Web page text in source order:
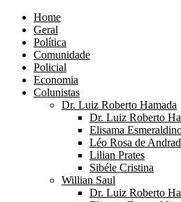
Home
Geral
Política
Comunidade
Policial
Economia
Colunistas
Dr. Luiz Roberto Hamada
Dr. Luiz Roberto
Elisama
Léo Rosa de
Lilian Prates
Sibéle Cristina
Willian Saul
Dr. Luiz Roberto